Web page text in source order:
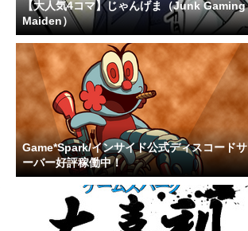
【大人気4コマ】じゃんげま（Junk Gaming
Maiden）
Game*Spark/インサイド公式ディスコードサ
ーバー好評稼働中！